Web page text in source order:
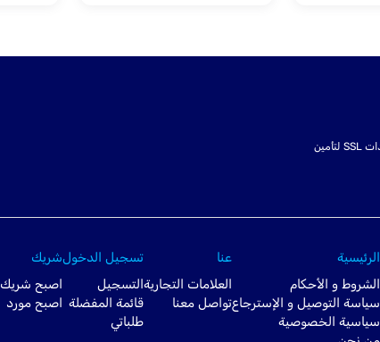
اتبعت أحدث التقنيات في شهادات SSL لتأمين
الرئيسية
الشروط و الأحكام
سياسة التوصيل و الإسترجاع
سياسية الخصوصية
عنا
العلامات التجارية
تواصل معنا
تسجيل الدخول
التسجيل
قائمة المفضلة
طلباتي
شريك
اصبح شريك
اصبح مورد